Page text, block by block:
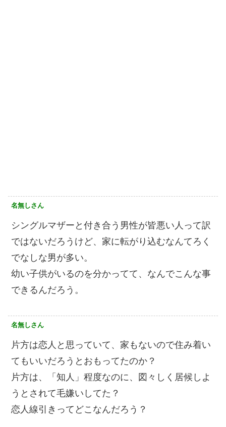
名無しさん
シングルマザーと付き合う男性が皆悪い人って訳
ではないだろうけど、家に転がり込むなんてろく
でなしな男が多い。
幼い子供がいるのを分かってて、なんでこんな事
できるんだろう。
名無しさん
片方は恋人と思っていて、家もないので住み着い
てもいいだろうとおもってたのか？
片方は、「知人」程度なのに、図々しく居候しよ
うとされて毛嫌いしてた？
恋人線引きってどこなんだろう？